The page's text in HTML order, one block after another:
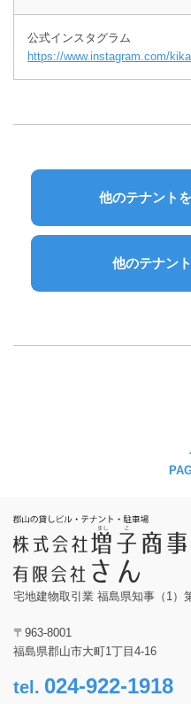
https://www.instagram.com/
他のテナント
他のテナン
宅地建物取引業 福島県知事（1）
〒963-8001
福島県郡山市大町1丁目4-16
tel. 024-922-1918